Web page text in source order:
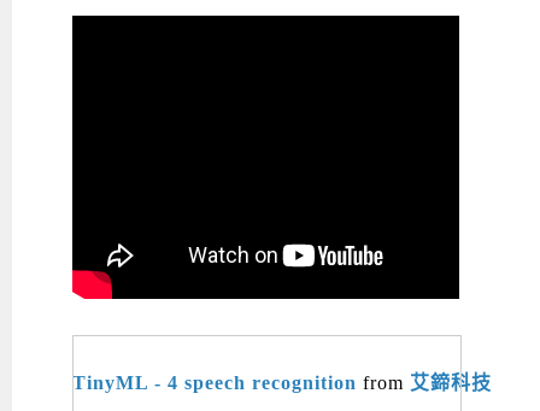
TinyML - 4 speech recognition from 艾鍗科技